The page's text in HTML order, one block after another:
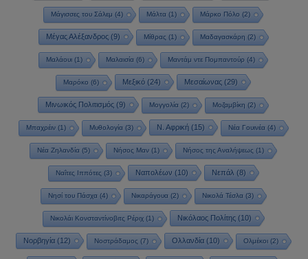
Μάγισσες του Σάλεμ (4) Μάλτα (1) Μάρκο Πόλο (2)
Μέγας Αλέξανδρος(9) Μίθρας (1) Μαδαγασκάρη (2)
Μαλάουι (1) Μαλαισία (6) Μαντάμ ντε Πομπαντούρ (4)
Μαρόκο (6) Μεξικό (24) Μεσαίωνας (29)
Μινωικός Πολιτισμός (9) Μογγολία (2) Μοζαμβίκη (2)
Μπαχρέιν(1) Μυθολογία(3) Ν. Αφρική(15) Νέα Γουινέα(4)
Νέα Ζηλανδία (5) Νήσος Μαν (1) Νήσος της Αναλήψεως (1)
Ναΐτες Ιππότες (3) Ναπολέων (10) Νεπάλ (8)
Νησί του Πάσχα(4) Νικαράγουα(2) Νικολά Τέσλα(3)
Νικολάι Κονσταντίνοβιτς Ρέριχ(1) Νικόλαος Πολίτης(10)
Νορβηγία(12) Νοστράδαμος (7) Ολλανδία(10) Ολμέκοι(2)